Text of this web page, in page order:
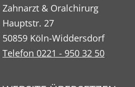
Zahnarzt & Oralchirurg
Hauptstr. 27
50859 Köln-Widdersdorf
Telefon 0221 - 950 32 50